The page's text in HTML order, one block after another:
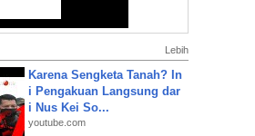
Lebih
Karena Sengketa Tanah? In
i Pengakuan Langsung dar
i Nus Kei So...
youtube.com